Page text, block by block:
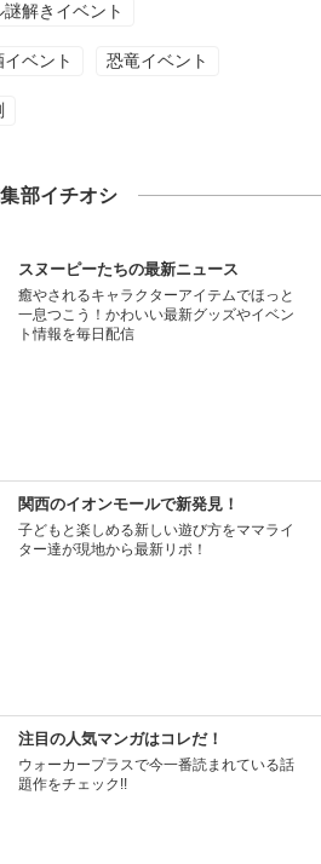
謎解きイベント
イベント 恐竜イベント
部イチオシ
スヌーピーたちの最新ニュース
癒やされるキャラクターアイテムでほっと
一息つこう！かわいい最新グッズやイベン
ト情報を毎日配信
関西のイオンモールで新発見！
子どもと楽しめる新しい遊び方をママライ
ター達が現地から最新リポ！
注目の人気マンガはコレだ！
ウォーカープラスで今一番読まれている話
題作をチェック!!